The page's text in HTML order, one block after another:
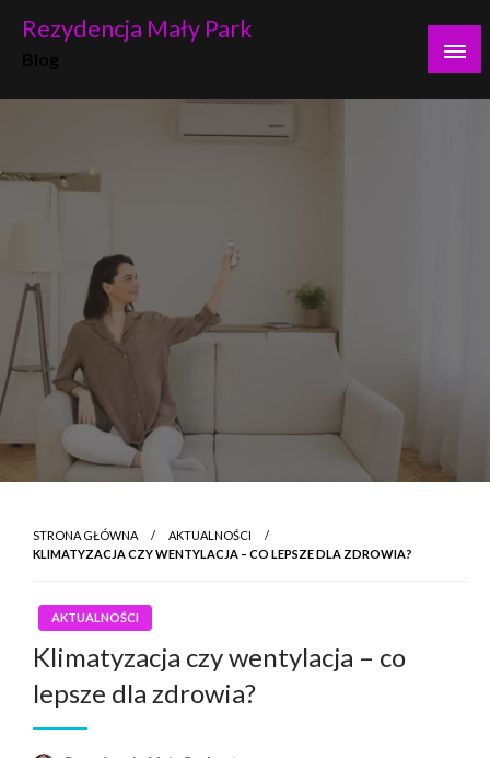
Rezydencja Mały Park
STRONA GŁÓWNA
AKTUALNOŚCI
KLIMATYZACJA CZY WENTYLACJA – CO LEPSZE DLA ZDROWIA?
AKTUALNOŚCI
Klimatyzacja czy wentylacja – co
lepsze dla zdrowia?